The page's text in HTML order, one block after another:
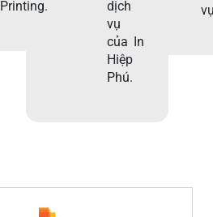
Printing.
dịch
vụ
của In
Hiệp
Phú.